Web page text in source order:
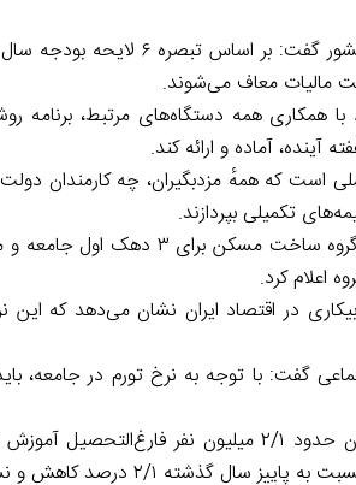
با همکاری همه دستگاه‌های مرتبط،
آینده، آماده و ارائه کند.
است که همهٔ مزدبگیران، چه کارمندان
تکمیلی بپردازند.
وزیر راه‌وشهرسازی از تشکیل یک
اعلام کرد.
در اقتصاد ایران نشان می‌دهد که این
گفت: با توجه به نرخ تورم در جامعه،
از جمعیت حدود ۹/۲ میلیون نفری بیکار در ایران حدود